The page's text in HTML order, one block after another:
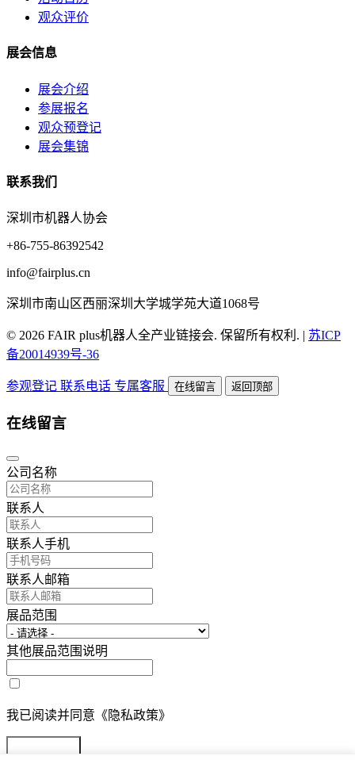
观众评价
展会信息
展会介绍
参展报名
观众预登记
展会集锦
联系我们
深圳市机器人协会
+86-755-86392542
info@fairplus.cn
深圳市南山区西丽深圳大学城学苑大道1068号
© 2026 FAIR plus机器人全产业链接会. 保留所有权利. | 苏ICP
备20014939号-36
参观登记 联系电话 专属客服 在线留言 返回顶部
在线留言
公司名称
联系人
联系人手机
联系人邮箱
展品范围
其他展品范围说明
我已阅读并同意《隐私政策》